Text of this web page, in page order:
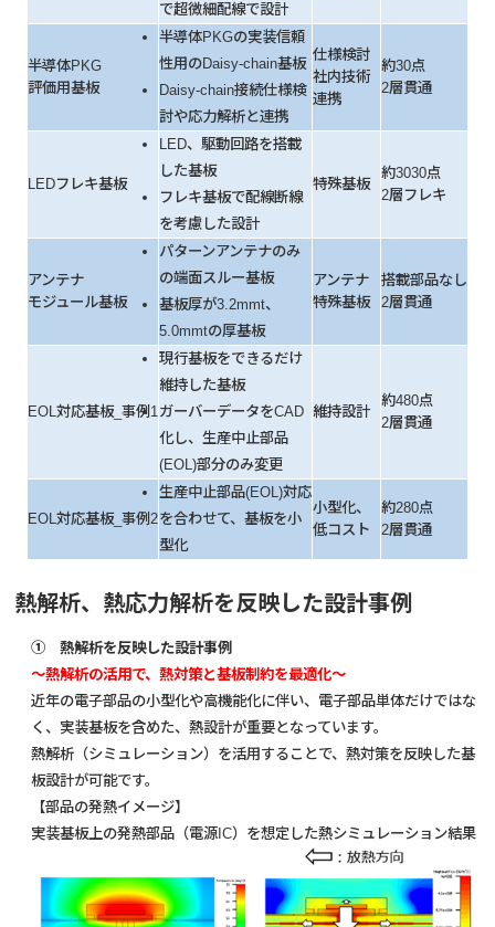
で超微細配線で設計
半導体PKG
評価用基板
半導体PKGの実装信頼
性用のDaisy-chain基板
Daisy-chain接続仕様検
討や応力解析と連携
仕様検討
社内技術
連携
約30点
2層貫通
LEDフレキ基板
LED、駆動回路を搭載
した基板
フレキ基板で配線断線
を考慮した設計
特殊基板
約3030点
2層フレキ
アンテナ
モジュール基板
パターンアンテナのみ
の端面スルー基板
基板厚が3.2mmt、
5.0mmtの厚基板
アンテナ
特殊基板
搭載部品なし
2層貫通
EOL対応基板_事例1
現行基板をできるだけ
維持した基板
ガーバーデータをCAD
化し、生産中止部品
(EOL)部分のみ変更
維持設計
約480点
2層貫通
EOL対応基板_事例2
生産中止部品(EOL)対応
を合わせて、基板を小
型化
小型化、
低コスト
約280点
2層貫通
熱解析、熱応力解析を反映した設計事例
① 熱解析を反映した設計事例
～熱解析の活用で、熱対策と基板制約を最適化～
近年の電子部品の小型化や高機能化に伴い、電子部品単体だけではな
く、実装基板を含めた、熱設計が重要となっています。
熱解析（シミュレーション）を活用することで、熱対策を反映した基
板設計が可能です。
【部品の発熱イメージ】
実装基板上の発熱部品（電源IC）を想定した熱シミュレーション結果